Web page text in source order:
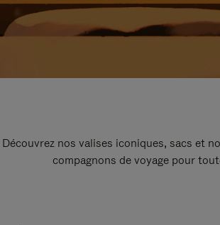
Découvrez nos valises iconiques, sacs et
compagnons de voyage pour